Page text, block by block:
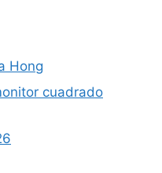
Hong
cuadrado